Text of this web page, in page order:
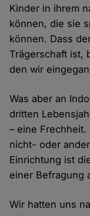
Kinder in ihrem
können, die sie
können. Dass
Trägerschaft ist,
den wir
Was aber an
dritten
– eine
nicht- oder
Einrichtung ist
einer Befragung
Wir hatten uns